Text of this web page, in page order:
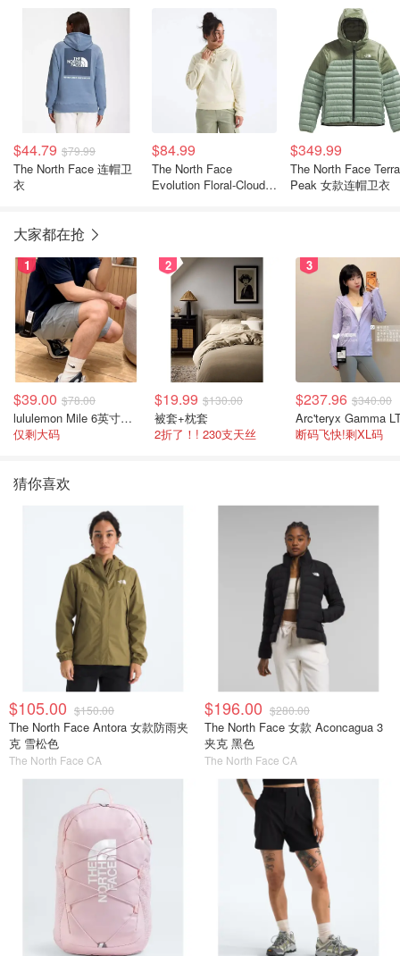
$44.79 $79.99
The North Face 连帽卫
衣
$84.99
The North Face
Evolution Floral-Cloud
$349.99
The North Face Terra
Peak 女款连帽卫衣
大家都在抢
1
$39.00 $78.00
lululemon Mile 6英寸男士短裤
仅剩大码
2
$19.99 $130.00
被套+枕套
2折了！! 230支天丝
3
$237.96 $340.00
断码飞快!剩XL码
猜你喜欢
$105.00 $150.00
The North Face Antora 女款防雨夹
克 雪松色
The North Face CA
$196.00 $280.00
The North Face 女款 Aconcagua 3
夹克 黑色
The North Face CA